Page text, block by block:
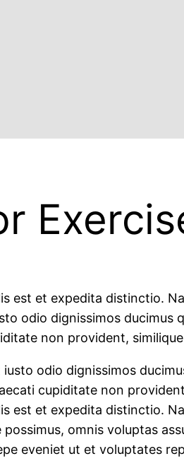
est et expedita distinctio.
odio dignissimos
non provident,
odio dignissimos
cupiditate non
est et expedita distinctio.
omnis voluptas
eveniet ut et voluptates